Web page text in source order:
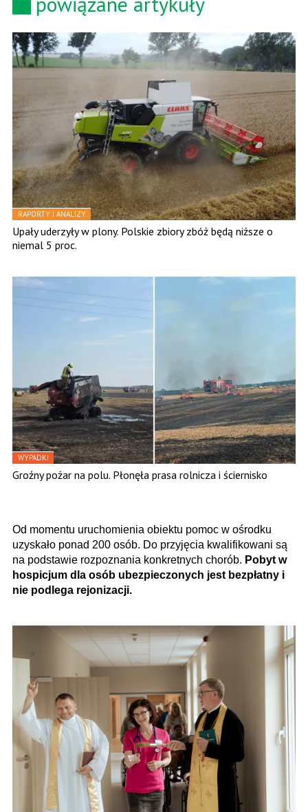
RAPORTY I ANALIZY
Upały uderzyły w plony. Polskie zbiory zbóż będą niższe o
niemal 5 proc.
WYPADKI
Groźny pożar na polu. Płonęła prasa rolnicza i ściernisko
Od momentu uruchomienia obiektu pomoc w ośrodku
uzyskało ponad 200 osób. Do przyjęcia kwalifikowani są
na podstawie rozpoznania konkretnych chorób. Pobyt w
hospicjum dla osób ubezpieczonych jest bezpłatny i
nie podlega rejonizacji.